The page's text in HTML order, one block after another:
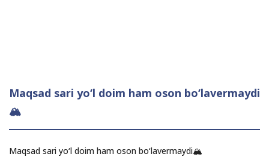
Maqsad sari yo‘l doim ham oson bo‘lavermaydi
🏔️
Maqsad sari yo‘l doim ham oson bo‘lavermaydi🏔️